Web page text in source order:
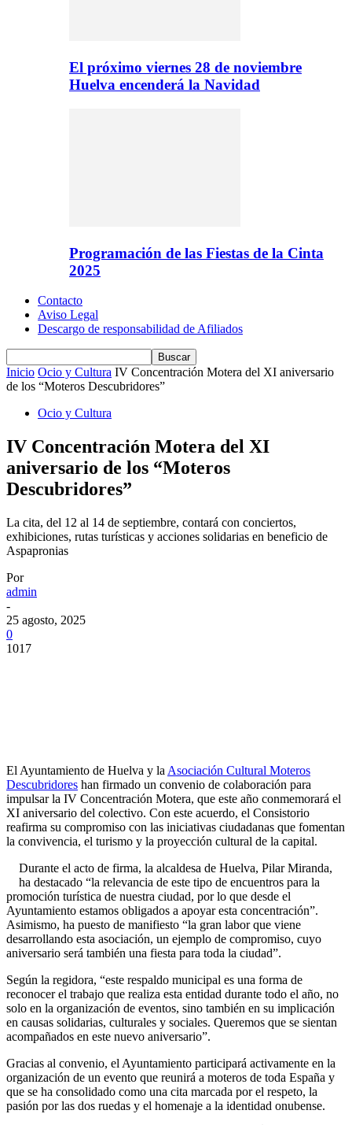
El próximo viernes 28 de noviembre
Huelva encenderá la Navidad
Programación de las Fiestas de la Cinta
2025
Contacto
Aviso Legal
Descargo de responsabilidad de Afiliados
Inicio Ocio y Cultura IV Concentración Motera del XI aniversario
de los “Moteros Descubridores”
Ocio y Cultura
IV Concentración Motera del XI
aniversario de los “Moteros
Descubridores”
La cita, del 12 al 14 de septiembre, contará con conciertos,
exhibiciones, rutas turísticas y acciones solidarias en beneficio de
Aspapronias
Por
admin
-
25 agosto, 2025
0
1017
El Ayuntamiento de Huelva y la Asociación Cultural Moteros
Descubridores han firmado un convenio de colaboración para
impulsar la IV Concentración Motera, que este año conmemorará el
XI aniversario del colectivo. Con este acuerdo, el Consistorio
reafirma su compromiso con las iniciativas ciudadanas que fomentan
la convivencia, el turismo y la proyección cultural de la capital.
Durante el acto de firma, la alcaldesa de Huelva, Pilar Miranda,
ha destacado “la relevancia de este tipo de encuentros para la
promoción turística de nuestra ciudad, por lo que desde el
Ayuntamiento estamos obligados a apoyar esta concentración”.
Asimismo, ha puesto de manifiesto “la gran labor que viene
desarrollando esta asociación, un ejemplo de compromiso, cuyo
aniversario será también una fiesta para toda la ciudad”.
Según la regidora, “este respaldo municipal es una forma de
reconocer el trabajo que realiza esta entidad durante todo el año, no
solo en la organización de eventos, sino también en su implicación
en causas solidarias, culturales y sociales. Queremos que se sientan
acompañados en este nuevo aniversario”.
Gracias al convenio, el Ayuntamiento participará activamente en la
organización de un evento que reunirá a moteros de toda España y
que se ha consolidado como una cita marcada por el respeto, la
pasión por las dos ruedas y el homenaje a la identidad onubense.